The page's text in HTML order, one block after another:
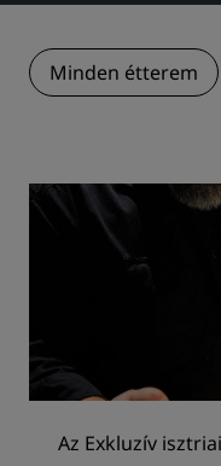
Minden étterem
Az Exkluzív